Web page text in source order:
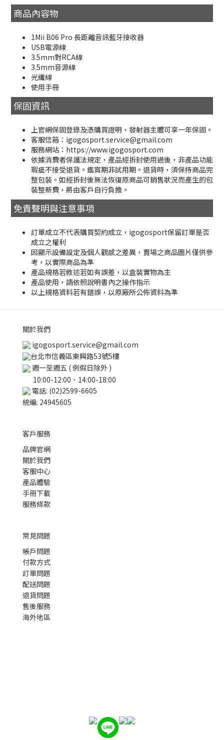
商品內容物
1Mii B06 Pro 長距離音訊藍牙接收器
USB電源線
3.5mm對RCA線
3.5mm音源線
光纖線
使用手冊
保固資訊
上官網保固登錄及憑購買證明，發射器主體可享一年保固。
客服信箱：igogosport.service@gmail.com
服務網站：https://www.igogosport.com
依據消費者保護法規定，產品經拆封使用過後，非產品功能
瑕疵不接受退貨。鑑賞期非試用期。退貨時，須保持商品完
整包裝。如經拆封後無法恢復原商品可銷售狀況而產生的包
裝整新費，將由客戶自行負擔。
免責聲明與注意事項
訂單成立不代表購買契約成立，igogosport保留訂單是否
成立之權利
因顯示設備設定及個人觀感之差異，賣場之商品圖片僅供參
考，以實際商品為準
產品規格若敘述若如有誤差，以盒裝實物為主
產品使用，請依照說明書內之操作指示
以上規格資料若有錯誤，以原廠所公佈資料為準
關於我們
igogosport.service@gmail.com
台北市信義區東興路53號5樓
週一至週五 ( 例假日除外 )
10:00-12:00、14:00-18:00
電話: (02)2599-6605
統編: 24945605
客戶服務
品牌官網
關於我們
客服中心
產品體驗
手冊下載
服務條款
常見問題
帳戶問題
付款方式
訂單問題
配送問題
退貨問題
售後服務
海外地區